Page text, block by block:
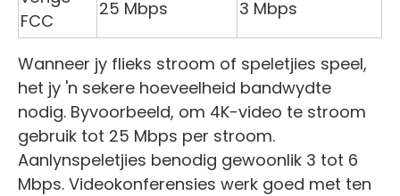
FCC
25 Mbps 3 Mbps
Wanneer jy flieks stroom of speletjies speel,
het jy 'n sekere hoeveelheid bandwydte
nodig. Byvoorbeeld, om 4K-video te stroom
gebruik tot 25 Mbps per stroom.
Aanlynspeletjies benodig gewoonlik 3 tot 6
Mbps. Videokonferensies werk goed met ten